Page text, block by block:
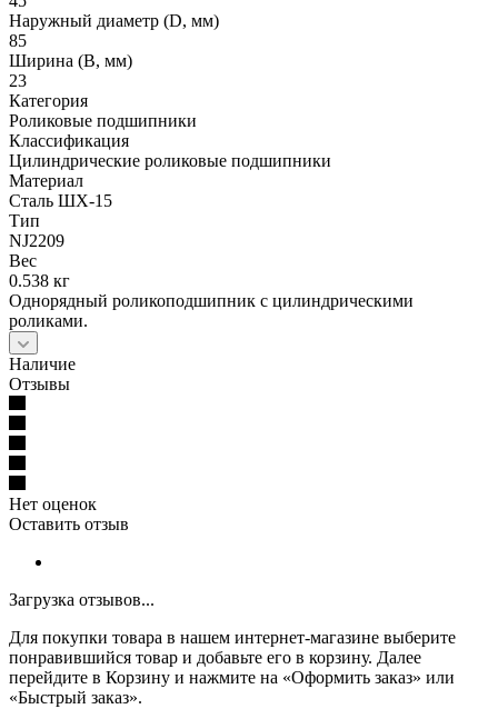
Наружный диаметр (D, мм)
85
Ширина (B, мм)
23
Категория
Роликовые подшипники
Классификация
Цилиндрические роликовые подшипники
Материал
Сталь ШХ-15
Тип
NJ2209
Вес
0.538 кг
Однорядный роликоподшипник с цилиндрическими
роликами.
Наличие
Отзывы
Нет оценок
Оставить отзыв
Загрузка отзывов...
Для покупки товара в нашем интернет-магазине выберите
понравившийся товар и добавьте его в корзину. Далее
перейдите в Корзину и нажмите на «Оформить заказ» или
«Быстрый заказ».